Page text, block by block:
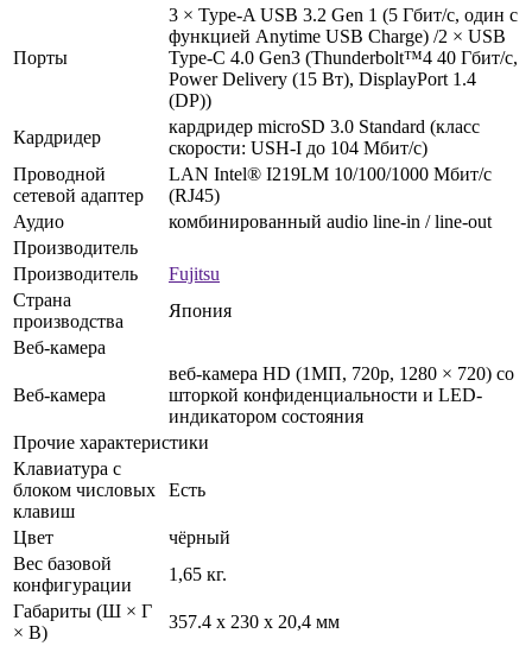
Порты
3 × Type-A USB 3.2 Gen 1 (5 Гбит/с, один с
функцией Anytime USB Charge) /2 × USB
Type-C 4.0 Gen3 (Thunderbolt™4 40 Гбит/с,
Power Delivery (15 Вт), DisplayPort 1.4
(DP))
Кардридер
кардридер microSD 3.0 Standard (класс
скорости: USH-I до 104 Мбит/с)
Проводной
сетевой адаптер
LAN Intel® I219LM 10/100/1000 Мбит/с
(RJ45)
Аудио
комбинированный аudio line-in / line-out
Производитель
Производитель
Fujitsu
Страна
производства
Япония
Веб-камера
Веб-камера
веб-камера HD (1МП, 720p, 1280 × 720) со
шторкой конфиденциальности и LED-
индикатором состояния
Прочие характеристики
Клавиатура с
блоком числовых
клавиш
Есть
Цвет
чёрный
Вес базовой
конфигурации
1,65 кг.
Габариты (Ш × Г
× В)
357.4 x 230 x 20,4 мм